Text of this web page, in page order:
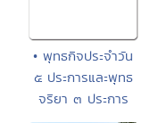
• พุทธกิจประจำวัน
๕ ประการและพุทธ
จริยา ๓ ประการ